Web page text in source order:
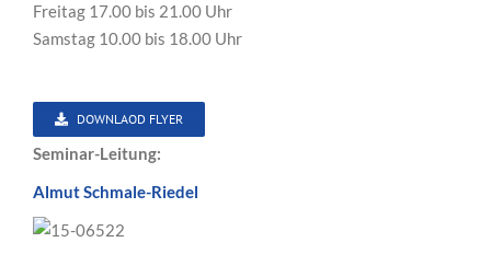
Freitag 17.00 bis 21.00 Uhr
Samstag 10.00 bis 18.00 Uhr
DOWNLAOD FLYER
Seminar-Leitung:
Almut Schmale-Riedel